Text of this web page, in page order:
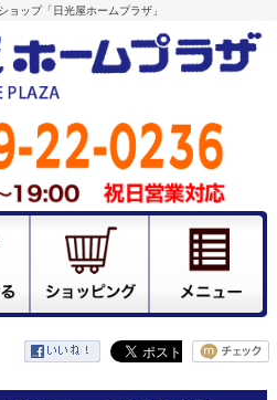
ョップ「日光屋ホームプラザ」